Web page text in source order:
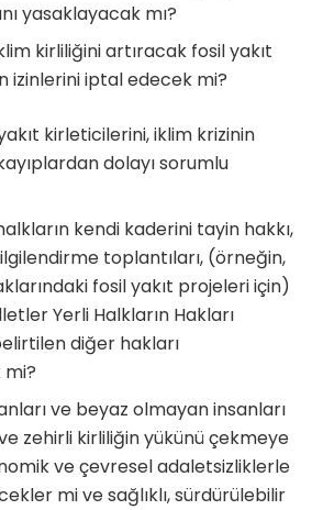
yasaklayacak mı?
kirliliğini artıracak fosil yakıt
izinlerini iptal edecek mi?
kirleticilerini, iklim krizinin
dolayı sorumlu
kendi kaderini tayin hakkı,
toplantıları, (örneğin,
fosil yakıt projeleri için)
Yerli Halkların Hakları
diğer hakları
ve beyaz olmayan insanları
zehirli kirliliğin yükünü çekmeye
ve çevresel adaletsizliklerle
mi ve sağlıklı, sürdürülebilir